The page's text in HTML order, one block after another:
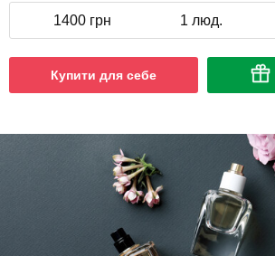
1400 грн 1 люд.
Купити для себе